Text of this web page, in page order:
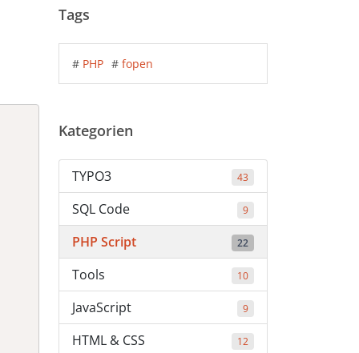
Tags
# PHP # fopen
Kategorien
TYPO3 43
SQL Code 9
PHP Script 22
Tools 10
JavaScript 9
HTML & CSS 12